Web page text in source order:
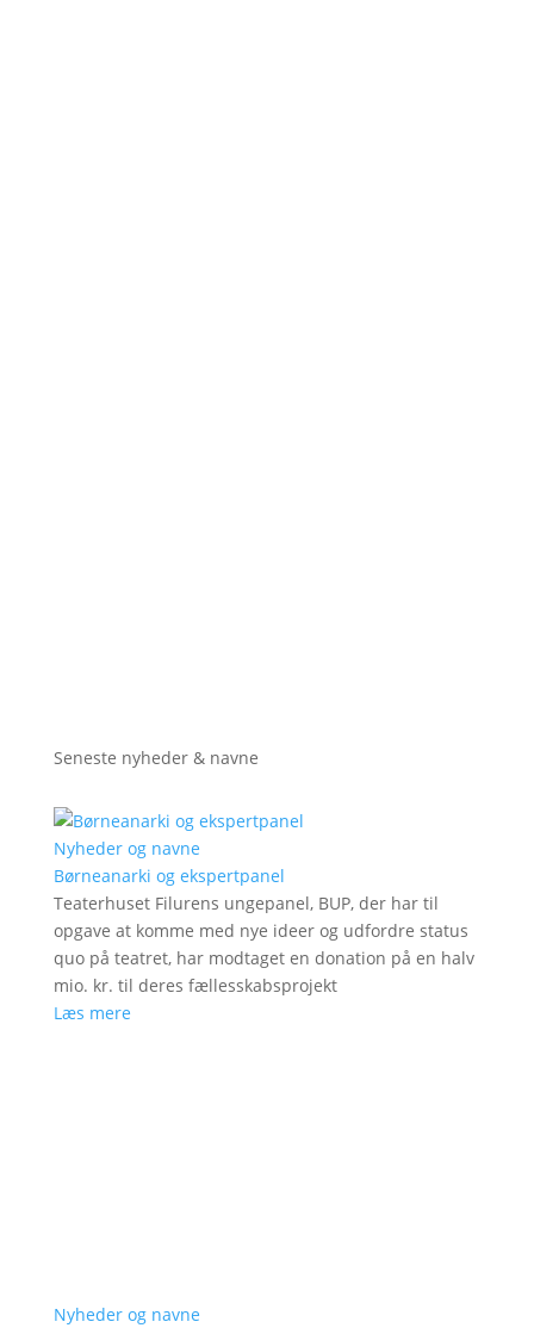
Seneste nyheder & navne
Nyheder og navne
Børneanarki og ekspertpanel
Teaterhuset Filurens ungepanel, BUP, der har til
opgave at komme med nye ideer og udfordre status
quo på teatret, har modtaget en donation på en halv
mio. kr. til deres fællesskabsprojekt
Læs mere
Nyheder og navne